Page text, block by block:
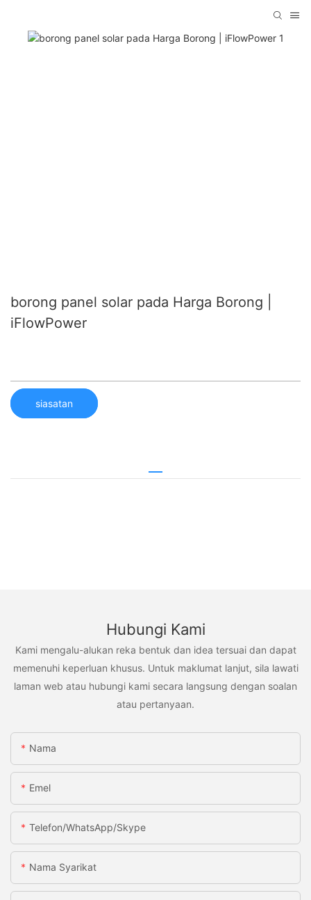
borong panel solar pada Harga Borong |
iFlowPower
siasatan
Hubungi Kami
Kami mengalu-alukan reka bentuk dan idea tersuai dan dapat
memenuhi keperluan khusus. Untuk maklumat lanjut, sila lawati
laman web atau hubungi kami secara langsung dengan soalan
atau pertanyaan.
Nama
Emel
Telefon/WhatsApp/Skype
Nama Syarikat